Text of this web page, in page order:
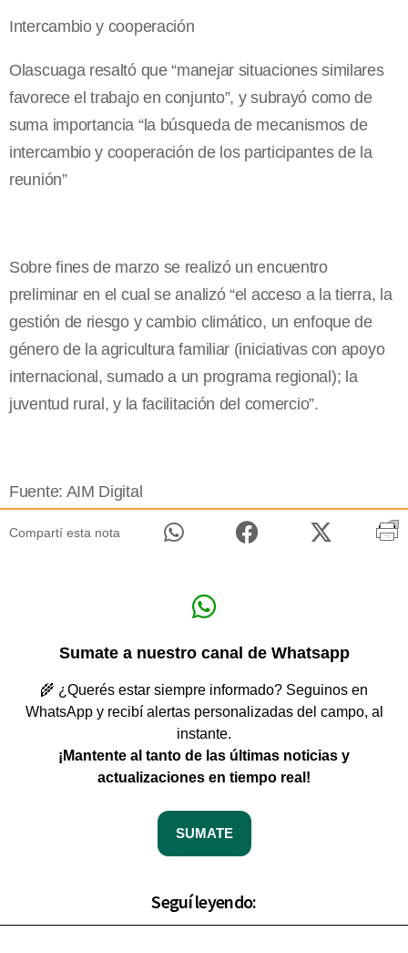
Intercambio y cooperación
Olascuaga resaltó que “manejar situaciones similares
favorece el trabajo en conjunto”, y subrayó como de
suma importancia “la búsqueda de mecanismos de
intercambio y cooperación de los participantes de la
reunión”
Sobre fines de marzo se realizó un encuentro
preliminar en el cual se analizó “el acceso a la tierra, la
gestión de riesgo y cambio climático, un enfoque de
género de la agricultura familiar (iniciativas con apoyo
internacional, sumado a un programa regional); la
juventud rural, y la facilitación del comercio”.
Fuente: AIM Digital
Compartí esta nota
Sumate a nuestro canal de Whatsapp
🌾 ¿Querés estar siempre informado? Seguinos en
WhatsApp y recibí alertas personalizadas del campo, al
instante.
¡Mantente al tanto de las últimas noticias y
actualizaciones en tiempo real!
SUMATE
Seguí leyendo: